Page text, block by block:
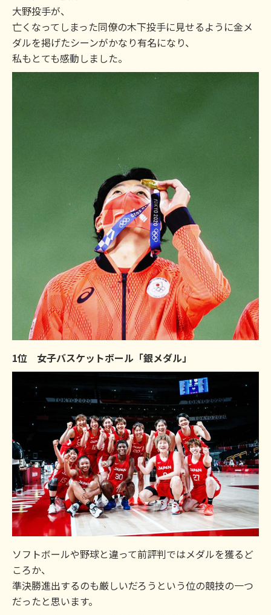
大野投手が、
亡くなってしまった同僚の木下投手に見せるように金メ
ダルを掲げたシーンがかなり有名になり、
私もとても感動しました。
1位 女子バスケットボール「銀メダル」
ソフトボールや野球と違って前評判ではメダルを獲るど
ころか、
準決勝進出するのも厳しいだろうという位の競技の一つ
だったと思います。